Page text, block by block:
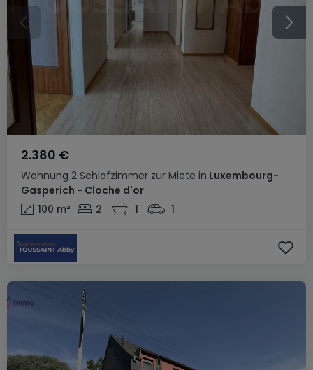
Wohnung 2 Schlafzimmer zur Miete in Luxembourg-
Gasperich - Cloche d'or
2.380 €
100 m² 2 1 1